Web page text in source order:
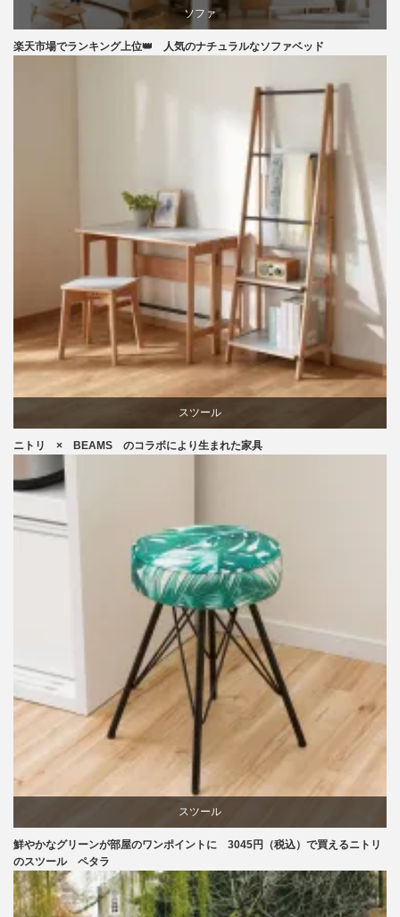
ソファ
楽天市場でランキング上位👑 人気のナチュラルなソファベッド
スツール
ブランディング
椅子
ニトリ × BEAMS のコラボにより生まれた家具
スツール
椅子
鮮やかなグリーンが部屋のワンポイントに 3045円（税込）で買えるニトリ
のスツール ペタラ